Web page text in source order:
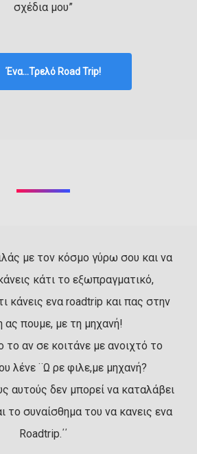
σχέδια μου”
Ένα...Τρελό Road Trip!
με τον κόσμο γύρω σου και να
κάτι το εξωπραγματικό,
κάνεις ενα roadtrip και πας στην
ας πουμε, με τη μηχανή!
το αν σε κοιτάνε με ανοιχτό το
λένε ¨Ω ρε φιλε,με μηχανή?
αυτούς δεν μπορεί να καταλάβει
το συναίσθημα του να κανεις ενα
Roadtrip.΄΄